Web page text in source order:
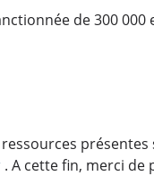
de 300 000
. A cette fin, merci de